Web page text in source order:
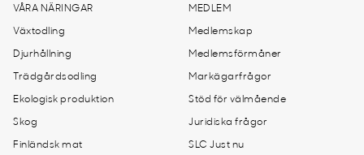
VÅRA NÄRINGAR
Växtodling
Djurhållning
Trädgårdsodling
Ekologisk produktion
Skog
Finländsk mat
MEDLEM
Medlemskap
Medlemsförmåner
Markägarfrågor
Stöd för välmående
Juridiska frågor
SLC Just nu